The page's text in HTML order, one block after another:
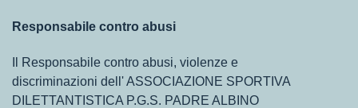
Responsabile contro abusi
Il Responsabile contro abusi, violenze e
discriminazioni dell' ASSOCIAZIONE SPORTIVA
DILETTANTISTICA P.G.S. PADRE ALBINO